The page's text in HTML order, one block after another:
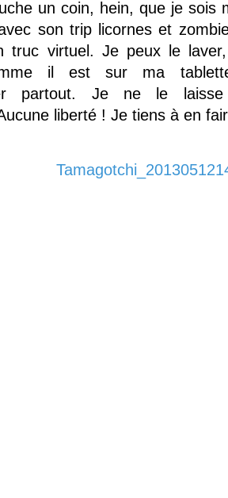
un coin, hein, que je sois
son trip licornes et
truc virtuel. Je peux le
il est sur ma
partout. Je ne le
liberté ! Je tiens à en